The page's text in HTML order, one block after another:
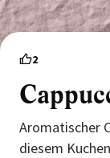
2
Aromatischer
diesem